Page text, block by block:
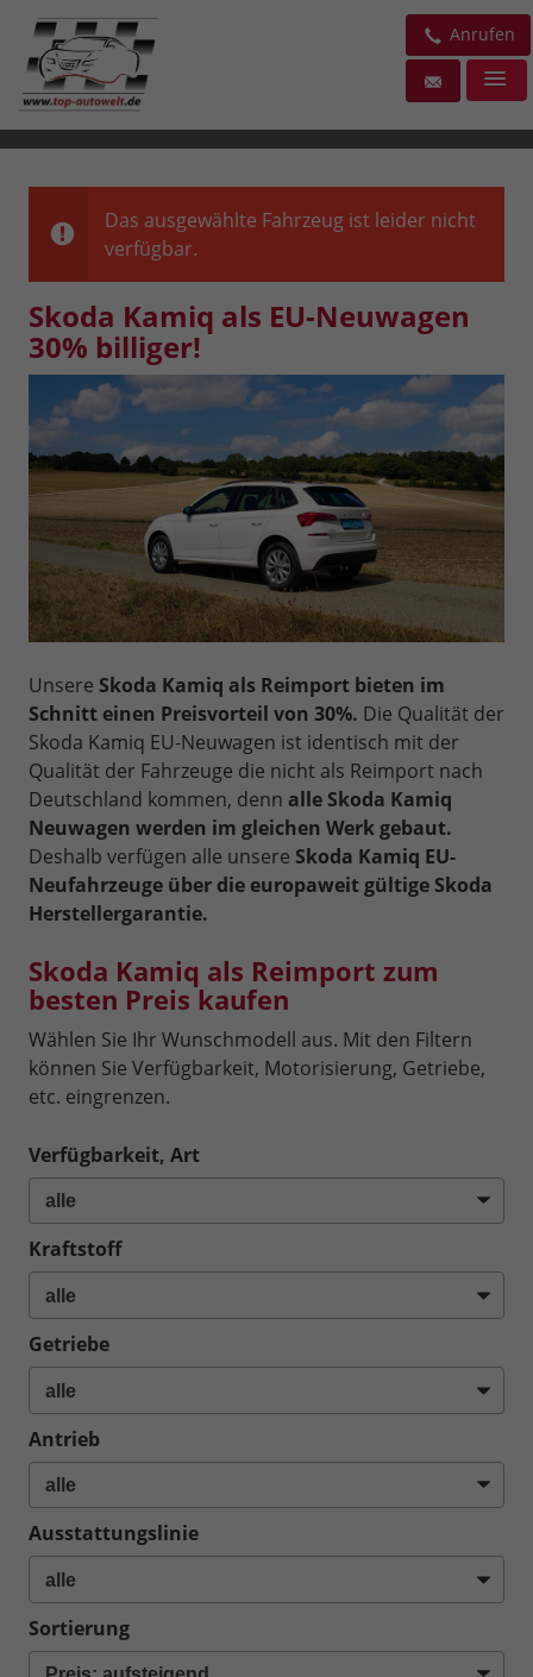
Anrufen
Das ausgewählte Fahrzeug ist leider nicht
verfügbar.
Skoda Kamiq als EU-Neuwagen
30% billiger!
Unsere Skoda Kamiq als Reimport bieten im
Schnitt einen Preisvorteil von 30%. Die Qualität der
Skoda Kamiq EU-Neuwagen ist identisch mit der
Qualität der Fahrzeuge die nicht als Reimport nach
Deutschland kommen, denn alle Skoda Kamiq
Neuwagen werden im gleichen Werk gebaut.
Deshalb verfügen alle unsere Skoda Kamiq EU-
Neufahrzeuge über die europaweit gültige Skoda
Herstellergarantie.
Skoda Kamiq als Reimport zum
besten Preis kaufen
Wählen Sie Ihr Wunschmodell aus. Mit den Filtern
können Sie Verfügbarkeit, Motorisierung, Getriebe,
etc. eingrenzen.
Verfügbarkeit, Art
Kraftstoff
Getriebe
Antrieb
Ausstattungslinie
Sortierung